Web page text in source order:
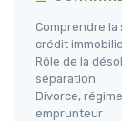
Comprendre
crédit
Rôle de la
séparation
Divorce,
emprunteur